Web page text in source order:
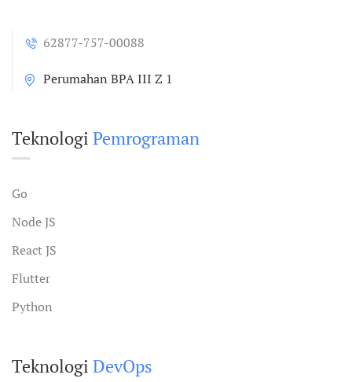
62877-757-00088
Perumahan BPA III Z 1
Teknologi Pemrograman
Go
Node JS
React JS
Flutter
Python
Teknologi DevOps